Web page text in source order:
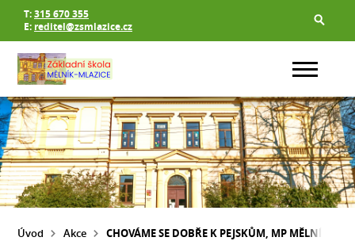
T:315 670 355
E: reditel@zsmlazice.cz
Úvod Akce CHOVÁME SE DOBŘE K PEJSKŮM, MP MĚLNÍK